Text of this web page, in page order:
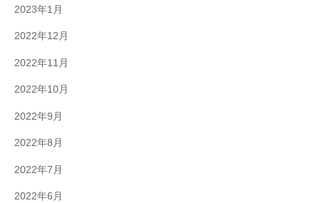
2023年1月
2022年12月
2022年11月
2022年10月
2022年9月
2022年8月
2022年7月
2022年6月